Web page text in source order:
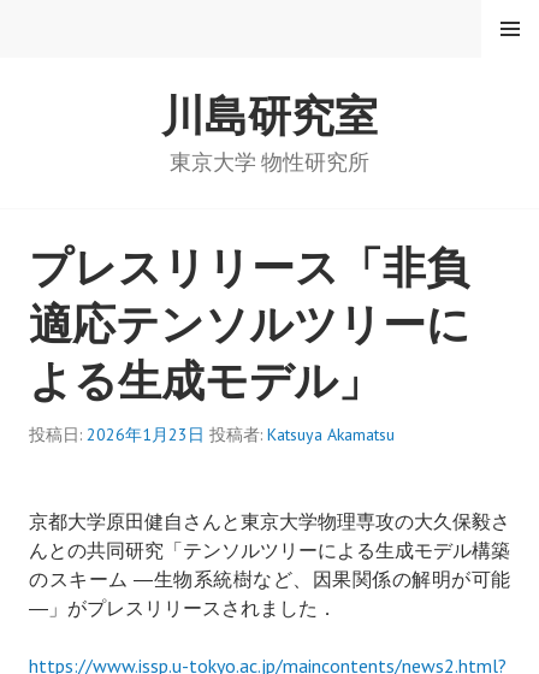
川島研究室
東京大学 物性研究所
ー
プレスリリース「非負
適応テンソルツリーに
よる生成モデル」
投稿日: 2026年1月23日 投稿者: Katsuya Akamatsu
京都大学原田健自さんと東京大学物理専攻の大久保毅さ
んとの共同研究「テンソルツリーによる生成モデル構築
のスキーム ―生物系統樹など、因果関係の解明が可能
―」がプレスリリースされました．
https://www.issp.u-tokyo.ac.jp/maincontents/news2.html?